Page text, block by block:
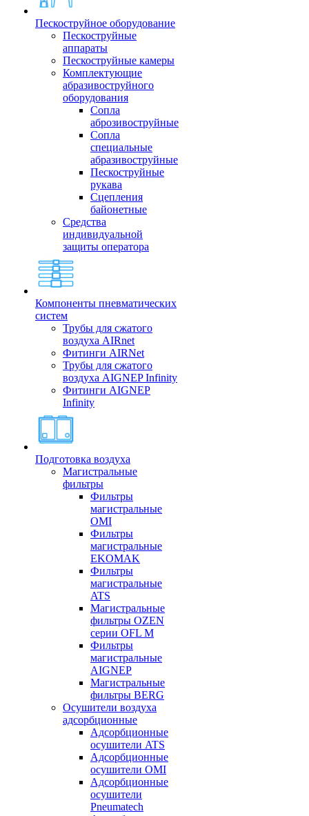
Пескоструйное оборудование
Пескоструйные
аппараты
Пескоструйные камеры
Комплектующие
абразивоструйного
оборудования
Сопла
аброзивоструйные
Сопла
специальные
абразивоструйные
Пескоструйные
рукава
Сцепления
байонетные
Средства
индивидуальной
защиты оператора
Компоненты пневматических
систем
Трубы для сжатого
воздуха AIRnet
Фитинги AIRNet
Трубы для сжатого
воздуха AIGNEP Infinity
Фитинги AIGNEP
Infinity
Подготовка воздуха
Магистральные
фильтры
Фильтры
магистральные
OMI
Фильтры
магистральные
EKOMAK
Фильтры
магистральные
ATS
Магистральные
фильтры OZEN
серии OFL M
Фильтры
магистральные
AIGNEP
Магистральные
фильтры BERG
Осушители воздуха
адсорбционные
Адсорбционные
осушители ATS
Адсорбционные
осушители OMI
Адсорбционные
осушители
Pneumatech